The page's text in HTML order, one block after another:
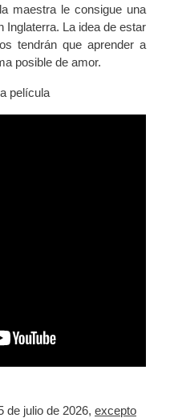
maestra le consigue una
Inglaterra. La idea de estar
tendrán que aprender a
posible de amor.
película
de julio de 2026, excepto